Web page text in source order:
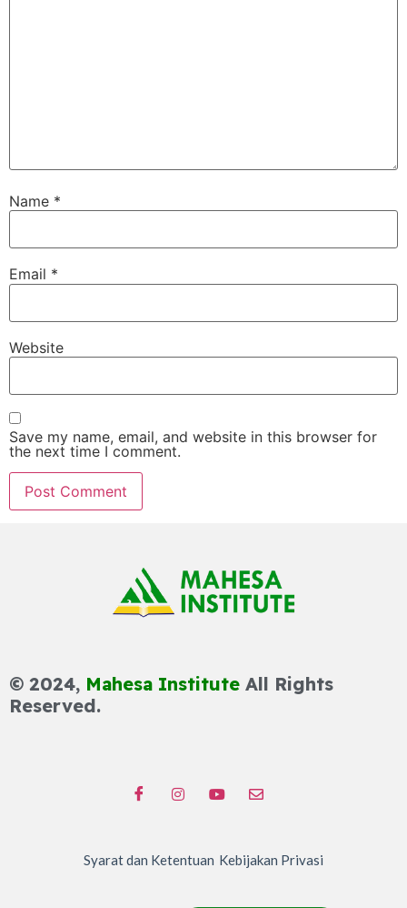
Name *
Email *
Website
Save my name, email, and website in this browser for
the next time I comment.
© 2024, Mahesa Institute All Rights
Reserved.
Syarat dan Ketentuan Kebijakan Privasi